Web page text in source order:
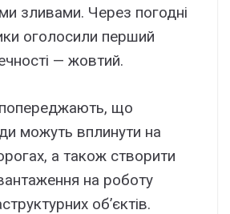
зливами. Через погодні
оголосили перший
— жовтий.
що
можуть вплинути на
а також створити
на роботу
об’єктів.